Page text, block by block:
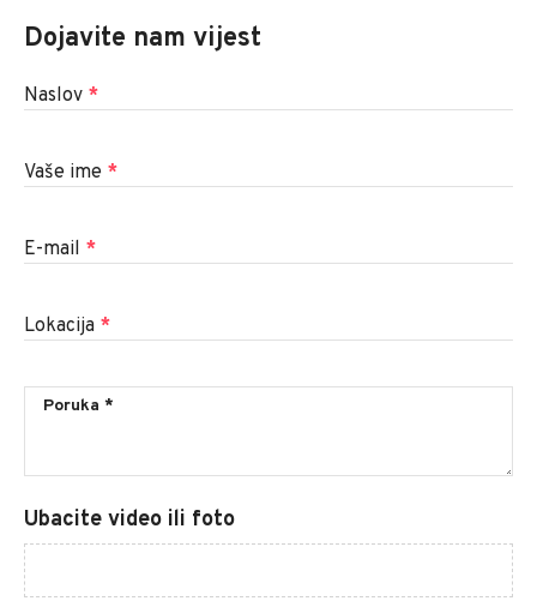
Dojavite nam vijest
Naslov *
Vaše ime *
E-mail *
Lokacija *
Ubacite video ili foto